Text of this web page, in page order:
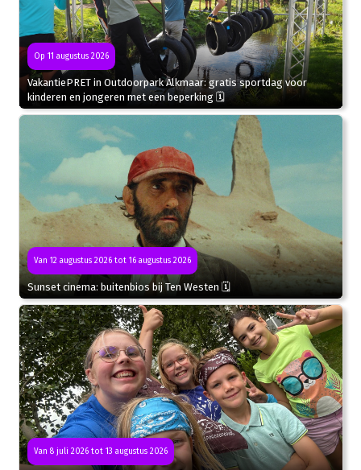
Op 11 augustus 2026
VakantiePRET in Outdoorpark Alkmaar: gratis sportdag voor
kinderen en jongeren met een beperking 🗓
Van 12 augustus 2026 tot 16 augustus 2026
Sunset cinema: buitenbios bij Ten Westen 🗓
Van 8 juli 2026 tot 13 augustus 2026